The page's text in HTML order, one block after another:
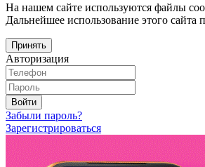
На нашем сайте используются файлы
Дальнейшее использование этого сайта
Принять
Авторизация
Войти
Забыли пароль?
Зарегистрироваться